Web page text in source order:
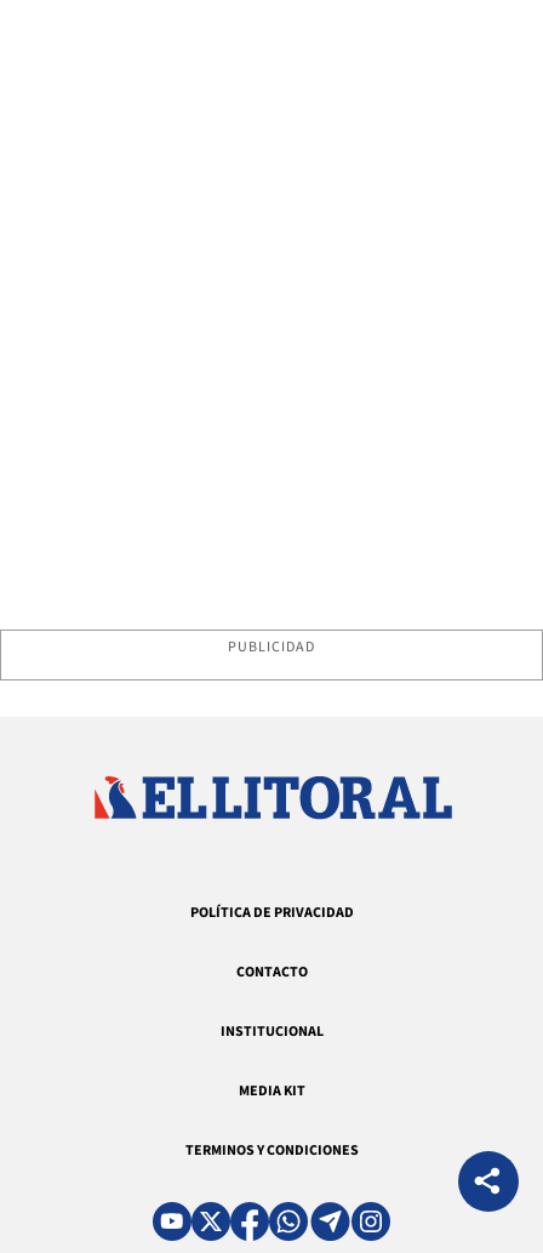
PUBLICIDAD
POLÍTICA DE PRIVACIDAD
CONTACTO
INSTITUCIONAL
MEDIA KIT
TERMINOS Y CONDICIONES